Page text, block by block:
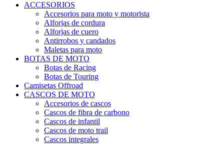
ACCESORIOS
Accesorios para moto y motorista
Alforjas de cordura
Alforjas de cuero
Antirrobos y candados
Maletas para moto
BOTAS DE MOTO
Botas de Racing
Botas de Touring
Camisetas Offroad
CASCOS DE MOTO
Accesorios de cascos
Cascos de fibra de carbono
Cascos de infantil
Cascos de moto trail
Cascos integrales